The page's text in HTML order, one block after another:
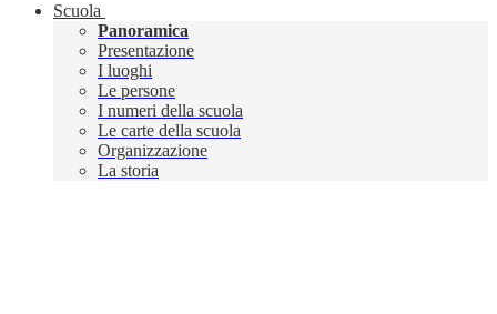
Scuola
Panoramica
Presentazione
I luoghi
Le persone
I numeri della scuola
Le carte della scuola
Organizzazione
La storia